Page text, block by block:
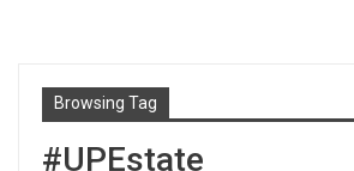
Browsing Tag
#UPEstate